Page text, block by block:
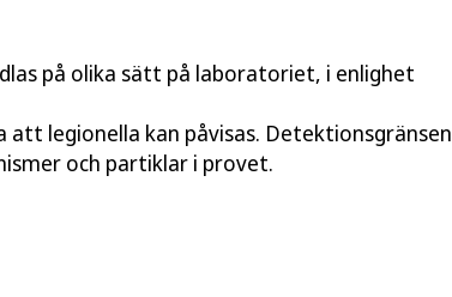
på olika sätt på laboratoriet, i enlighet
att legionella kan påvisas. Detektionsgränsen
och partiklar i provet.